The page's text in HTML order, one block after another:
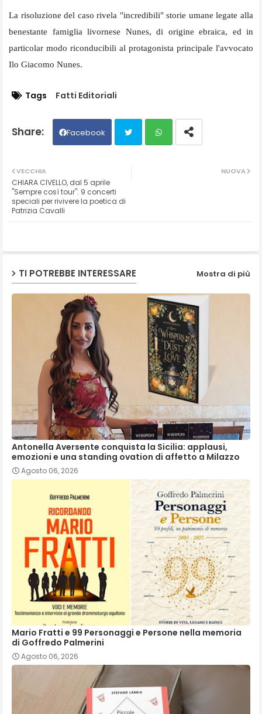
La risoluzione del caso rivela "incredibili" storie umane legate alla
benestante famiglia livornese Nunes, di origine ebraica, ed in
particolar modo riconducibili al protagonista principale l'avvocato
Ilo Giacomo Nunes.
Tags Fatti Editoriali
Facebook
NUOVA
VECCHIA
CHIARA CIVELLO, dal 5 aprile
"Sempre così tour": 9 concerti
speciali per rivivere la poetica di
Patrizia Cavalli
TI POTREBBE INTERESSARE Mostra di più
Antonella Aversente conquista la Sicilia: applausi,
emozioni e una standing ovation di affetto a Milazzo
Agosto 06, 2026
Mario Fratti e 99 Personaggi e Persone nella memoria
di Goffredo Palmerini
Agosto 06, 2026